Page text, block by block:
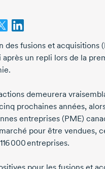
des fusions et acquisitions
un repli lors de la
demeurera
prochaines années,
entreprises (PME)
pour être vendues,
116 000 entreprises.